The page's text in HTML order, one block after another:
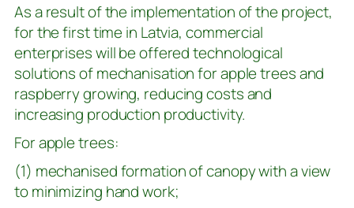
As a result of the implementation of the project,
for the first time in Latvia, commercial
enterprises will be offered technological
solutions of mechanisation for apple trees and
raspberry growing, reducing costs and
increasing production productivity.
For apple trees:
(1) mechanised formation of canopy with a view
to minimizing hand work;